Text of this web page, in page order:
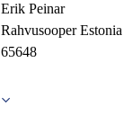
Erik Peinar
Rahvusooper Estonia
65648